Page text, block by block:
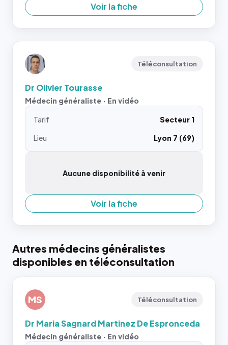
Voir la fiche
Téléconsultation
Dr Olivier Tourasse
Médecin généraliste · En vidéo
Tarif
Secteur 1
Lieu
Lyon 7 (69)
Aucune disponibilité à venir
Voir la fiche
Autres médecins généralistes
disponibles en téléconsultation
MS Téléconsultation
Dr Maria Sagnard Martinez De Espronceda
Médecin généraliste · En vidéo